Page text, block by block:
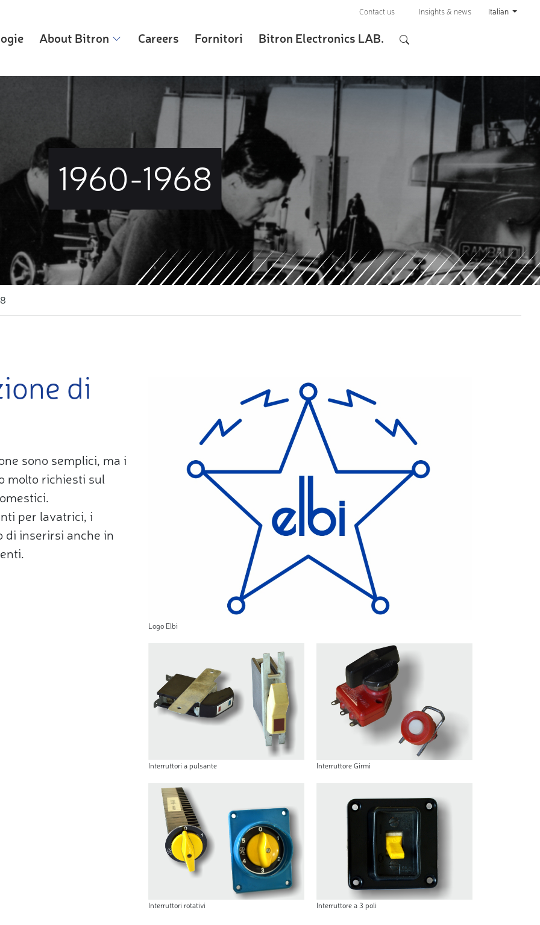
Contact us Insights & news Italian
About Bitron Careers Fornitori Bitron Electronics LAB.
1960-1968
di
sono semplici, ma i
molto richiesti sul
per lavatrici, i
di inserirsi anche in
Logo Elbi
Interruttori a pulsante Interruttore Girmi
Interruttori rotativi Interruttore a 3 poli